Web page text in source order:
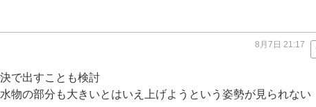
8月7日 21:17
で出すことも検討
物の部分も大きいとはいえ上げようという姿勢が見られない